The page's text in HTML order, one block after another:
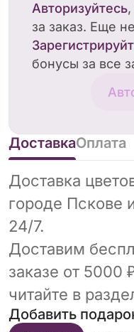
Авторизуйтесь
за заказ. Еще
бонусы за все
ДоставкаОплата
Доставка
городе Пскове
24/7.
Доставим
заказе от 5000
читайте в
Добавить